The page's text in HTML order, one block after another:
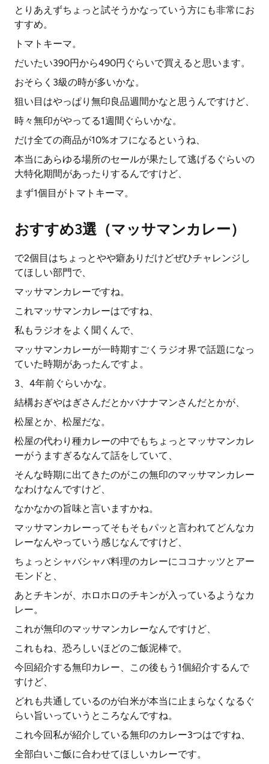
とりあえずちょっと試そうかなっていう方にも非常にお
すすめ。
トマトキーマ。
だいたい390円から490円ぐらいで買えると思います。
おそらく3級の時が多いかな。
狙い目はやっぱり無印良品週間かなと思うんですけど、
時々無印がやってる1週間ぐらいかな。
だけ全ての商品が10%オフになるというね、
本当にあらゆる場所のセールが果たして逃げるぐらいの
大特化期間があったりするんですけど、
まず1個目がトマトキーマ。
おすすめ3選（マッサマンカレー）
で2個目はちょっとやや癖ありだけどぜひチャレンジし
てほしい部門で、
マッサマンカレーですね。
これマッサマンカレーはですね、
私もラジオをよく聞くんで、
マッサマンカレーが一時期すごくラジオ界で話題になっ
ていた時期があったんですよ。
3、4年前ぐらいかな。
結構おぎやはぎさんだとかバナナマンさんだとかが、
松屋とか、松屋だな。
松屋の代わり種カレーの中でもちょっとマッサマンカレ
ーがうますぎるなんて話をしていて、
そんな時期に出てきたのがこの無印のマッサマンカレー
なわけなんですけど、
なかなかの旨味と言いますかね。
マッサマンカレーってそもそもパッと言われてどんなカ
レーなんやっていう感じなんですけど、
ちょっとシャバシャバ料理のカレーにココナッツとアー
モンドと、
あとチキンが、ホロホロのチキンが入っているようなカ
レー。
これが無印のマッサマンカレーなんですけど、
これもね、恐ろしいほどのご飯泥棒で。
今回紹介する無印カレー、この後もう1個紹介するんで
すけど、
どれも共通しているのが白米が本当に止まらなくなるぐ
らい旨いっていうところなんですね。
これ今回私が紹介している無印のカレー3つはですね、
全部白いご飯に合わせてほしいカレーです。